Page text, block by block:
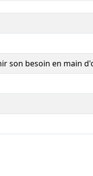
son besoin en main